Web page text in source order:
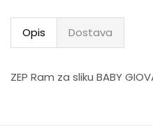
Opis Dostava
ZEP Ram za sliku BABY